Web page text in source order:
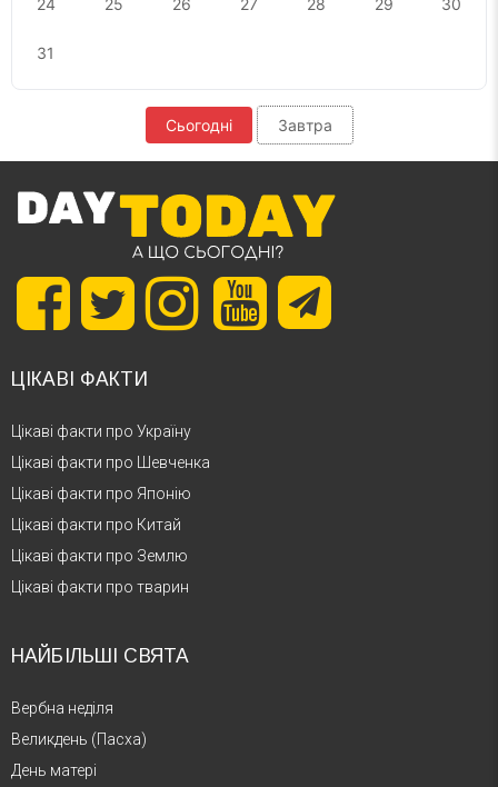
24 25 26 27 28 29 30
31
Сьогодні Завтра
ЦІКАВІ ФАКТИ
Цікаві факти про Україну
Цікаві факти про Шевченка
Цікаві факти про Японію
Цікаві факти про Китай
Цікаві факти про Землю
Цікаві факти про тварин
НАЙБІЛЬШІ СВЯТА
Вербна неділя
Великдень (Пасха)
День матері